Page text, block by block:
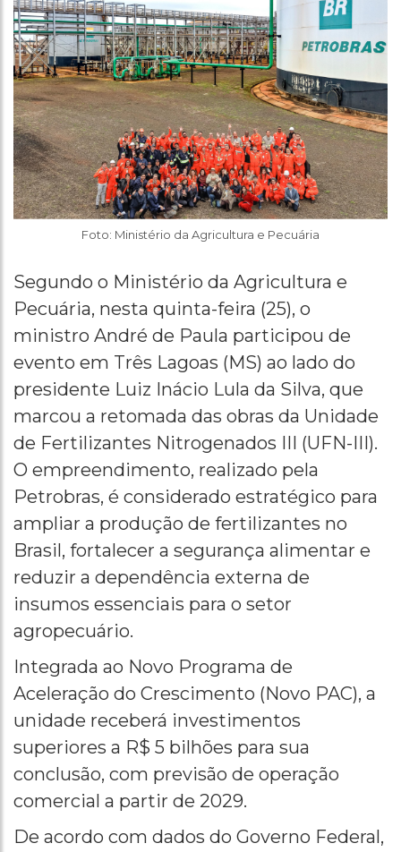
Foto: Ministério da Agricultura e Pecuária
Segundo o Ministério da Agricultura e
Pecuária, nesta quinta-feira (25), o
ministro André de Paula participou de
evento em Três Lagoas (MS) ao lado do
presidente Luiz Inácio Lula da Silva, que
marcou a retomada das obras da Unidade
de Fertilizantes Nitrogenados III (UFN-III).
O empreendimento, realizado pela
Petrobras, é considerado estratégico para
ampliar a produção de fertilizantes no
Brasil, fortalecer a segurança alimentar e
reduzir a dependência externa de
insumos essenciais para o setor
agropecuário.
Integrada ao Novo Programa de
Aceleração do Crescimento (Novo PAC), a
unidade receberá investimentos
superiores a R$ 5 bilhões para sua
conclusão, com previsão de operação
comercial a partir de 2029.
De acordo com dados do Governo Federal,